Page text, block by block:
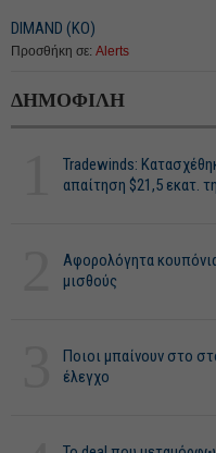
DIMAND (ΚΟ)
Προσθήκη σε: Alerts
ΔΗΜΟΦΙΛΗ
Tradewinds:
απαίτηση $21,5 εκατ.
Αφορολόγητα
μισθούς
Ποιοι μπαίνουν στο
έλεγχο